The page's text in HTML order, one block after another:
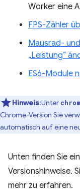
Worker eine
FPS-Zähler
Mausrad-
„Leistung“
ES6-Module
Hinweis:Unter
Chrome-Version Sie
automatisch auf eine
Unten finden Sie
Versionshinweise.
mehr zu erfahren.